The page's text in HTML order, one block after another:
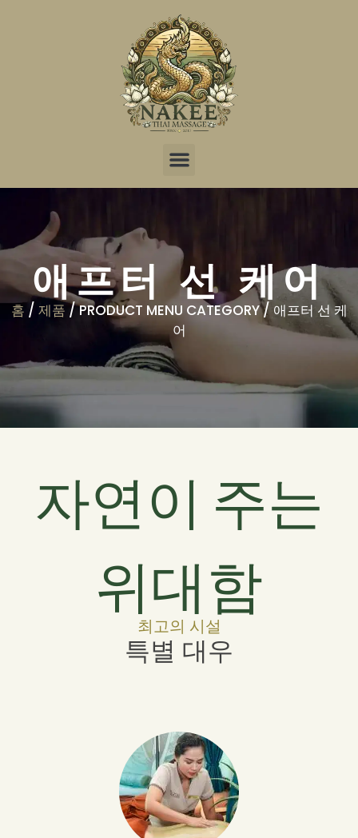
애프터 선 케어
홈 / 제품 / PRODUCT MENU CATEGORY / 애프터 선 케
어
자연이 주는
위대함
최고의 시설
특별 대우